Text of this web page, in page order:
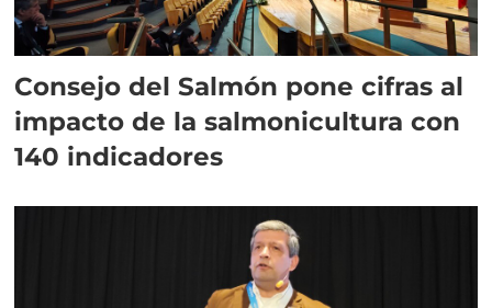
Consejo del Salmón pone cifras al
impacto de la salmonicultura con
140 indicadores